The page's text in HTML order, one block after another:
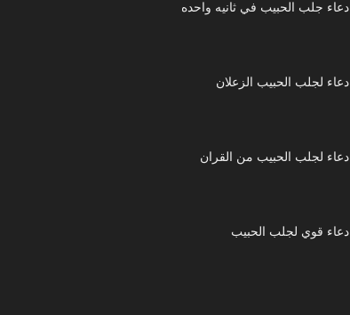
دعاء جلب الحبيب في ثانيه واحده
دعاء لجلب الحبيب الزعلان
دعاء لجلب الحبيب من القران
دعاء قوي لجلب الحبيب